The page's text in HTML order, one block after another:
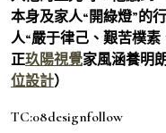
本身及家人“開綠燈”的
人“嚴于律己、艱苦樸
正玖陽視覺家風涵養明
位設計）
TC:08designfollow